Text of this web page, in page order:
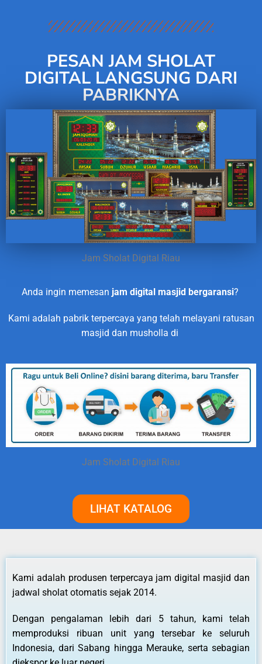
PESAN JAM SHOLAT
DIGITAL LANGSUNG DARI
PABRIKNYA
Jam Sholat Digital Riau
Anda ingin memesan jam digital masjid bergaransi?
Kami adalah pabrik terpercaya yang telah melayani ratusan
masjid dan musholla di
Jam Sholat Digital Riau
LIHAT KATALOG
Kami adalah produsen terpercaya jam digital masjid dan
jadwal sholat otomatis sejak 2014.
Dengan pengalaman lebih dari 5 tahun, kami telah
memproduksi ribuan unit yang tersebar ke seluruh
Indonesia, dari Sabang hingga Merauke, serta sebagian